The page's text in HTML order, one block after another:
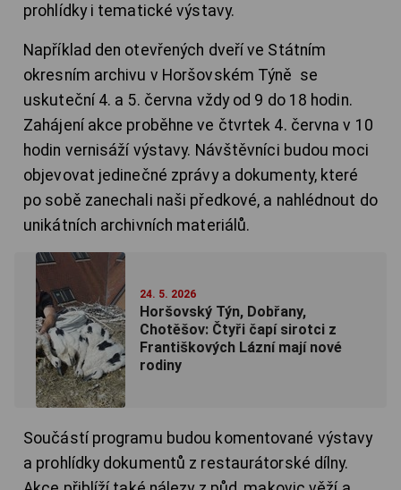
prohlídky i tematické výstavy.
Například den otevřených dveří ve Státním
okresním archivu v Horšovském Týně se
uskuteční 4. a 5. června vždy od 9 do 18 hodin.
Zahájení akce proběhne ve čtvrtek 4. června v 10
hodin vernisáží výstavy. Návštěvníci budou moci
objevovat jedinečné zprávy a dokumenty, které
po sobě zanechali naši předkové, a nahlédnout do
unikátních archivních materiálů.
24. 5. 2026
Horšovský Týn, Dobřany,
Chotěšov: Čtyři čapí sirotci z
Františkových Lázní mají nové
rodiny
Součástí programu budou komentované výstavy
a prohlídky dokumentů z restaurátorské dílny.